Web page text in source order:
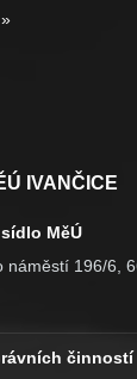
IVANČICE
MěÚ
náměstí 196/6,
činností